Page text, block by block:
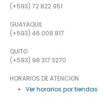
(+593) 72 822 951
GUAYAQUIL
(+593) 46 008 817
QUITO
(+593) 98 317 3270
HORARIOS DE ATENCION
Ver horarios por tiendas